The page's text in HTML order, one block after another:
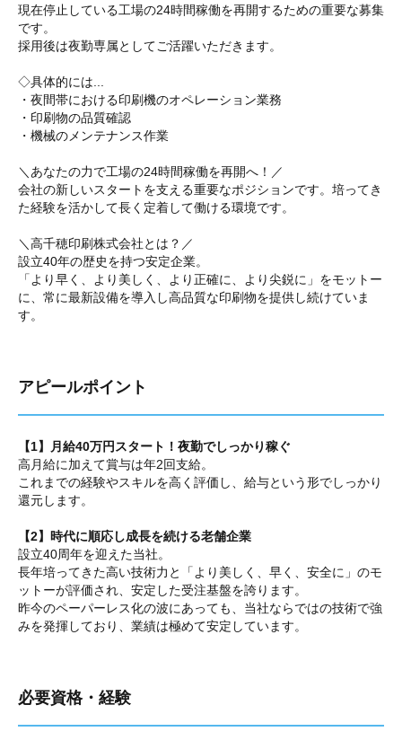
現在停止している工場の24時間稼働を再開するための重要な募集
です。
採用後は夜勤専属としてご活躍いただきます。
◇具体的には...
・夜間帯における印刷機のオペレーション業務
・印刷物の品質確認
・機械のメンテナンス作業
＼あなたの力で工場の24時間稼働を再開へ！／
会社の新しいスタートを支える重要なポジションです。培ってき
た経験を活かして長く定着して働ける環境です。
＼高千穂印刷株式会社とは？／
設立40年の歴史を持つ安定企業。
「より早く、より美しく、より正確に、より尖鋭に」をモットー
に、常に最新設備を導入し高品質な印刷物を提供し続けていま
す。
アピールポイント
【1】月給40万円スタート！夜勤でしっかり稼ぐ
高月給に加えて賞与は年2回支給。
これまでの経験やスキルを高く評価し、給与という形でしっかり
還元します。
【2】時代に順応し成長を続ける老舗企業
設立40周年を迎えた当社。
長年培ってきた高い技術力と「より美しく、早く、安全に」のモ
ットーが評価され、安定した受注基盤を誇ります。
昨今のペーパーレス化の波にあっても、当社ならではの技術で強
みを発揮しており、業績は極めて安定しています。
必要資格・経験